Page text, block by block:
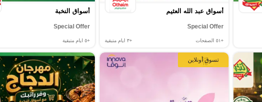
أسواق عبد الله العثيم
Special Offer
+٥١ الصفحات +٣ ايام متبقية
أسواق النخبة
Special Offer
+٥ ايام متبقية
تسوق أونلاين